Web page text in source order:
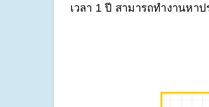
เวลา 1 ปี สามารถทำงานหา